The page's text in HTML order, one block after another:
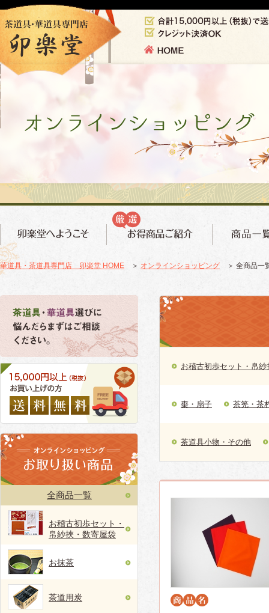
華道具・茶道具専門店 卯楽堂 HOME ＞ オンラインショッピング ＞ 全商品一
全商品一覧
お稽古初歩セット・
帛紗挾・数寄屋袋
お抹茶
茶道用炭
お稽古初歩セット・帛
棗・扇子 茶筅・茶
茶道具小物・その他